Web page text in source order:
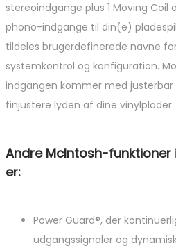
stereoindgange plus 1 Moving Coil
phono-indgange til din(e)
tildeles brugerdefinerede navne
systemkontrol og konfiguration.
indgangen kommer med justerbar
finjustere lyden af ​​dine vinylplader.
Andre McIntosh-funktioner
er:
Power Guard®, der
udgangssignaler og